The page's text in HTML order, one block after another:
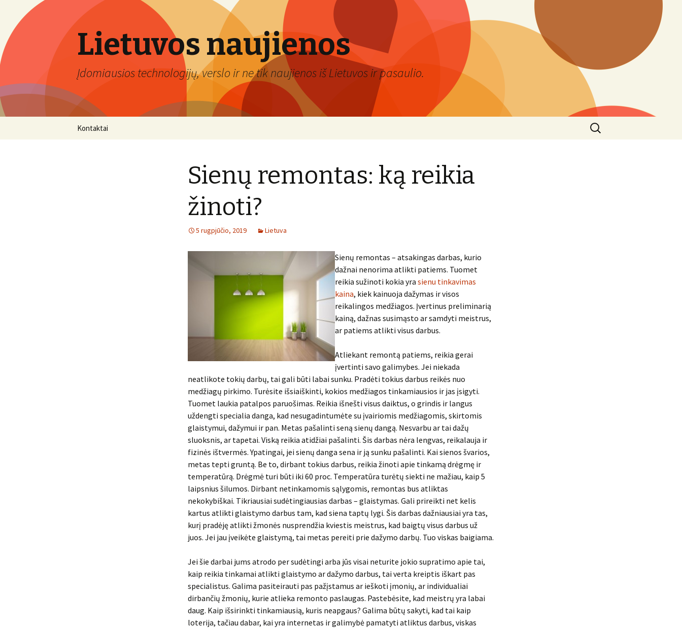
Lietuvos naujienos
Įdomiausios technologijų, verslo ir ne tik naujienos iš Lietuvos ir pasaulio.
Kontaktai
Ieškoti:
Sienų remontas: ką reikia
žinoti?
5 rugpjūčio, 2019 Lietuva
Sienų remontas – atsakingas darbas, kurio
dažnai nenorima atlikti patiems. Tuomet
reikia sužinoti kokia yra sienu tinkavimas
kaina, kiek kainuoja dažymas ir visos
reikalingos medžiagos. Įvertinus preliminarią
kainą, dažnas susimąsto ar samdyti meistrus,
ar patiems atlikti visus darbus.
Atliekant remontą patiems, reikia gerai
įvertinti savo galimybes. Jei niekada
neatlikote tokių darbų, tai gali būti labai sunku. Pradėti tokius darbus reikės nuo
medžiagų pirkimo. Turėsite išsiaiškinti, kokios medžiagos tinkamiausios ir jas įsigyti.
Tuomet laukia patalpos paruošimas. Reikia išnešti visus daiktus, o grindis ir langus
uždengti specialia danga, kad nesugadintumėte su įvairiomis medžiagomis, skirtomis
glaistymui, dažymui ir pan. Metas pašalinti seną sienų dangą. Nesvarbu ar tai dažų
sluoksnis, ar tapetai. Viską reikia atidžiai pašalinti. Šis darbas nėra lengvas, reikalauja ir
fizinės ištvermės. Ypatingai, jei sienų danga sena ir ją sunku pašalinti. Kai sienos švarios,
metas tepti gruntą. Be to, dirbant tokius darbus, reikia žinoti apie tinkamą drėgmę ir
temperatūrą. Drėgmė turi būti iki 60 proc. Temperatūra turėtų siekti ne mažiau, kaip 5
laipsnius šilumos. Dirbant netinkamomis sąlygomis, remontas bus atliktas
nekokybiškai. Tikriausiai sudėtingiausias darbas – glaistymas. Gali prireikti net kelis
kartus atlikti glaistymo darbus tam, kad siena taptų lygi. Šis darbas dažniausiai yra tas,
kurį pradėję atlikti žmonės nusprendžia kviestis meistrus, kad baigtų visus darbus už
juos. Jei jau įveikėte glaistymą, tai metas pereiti prie dažymo darbų. Tuo viskas baigiama.
Jei šie darbai jums atrodo per sudėtingi arba jūs visai neturite jokio supratimo apie tai,
kaip reikia tinkamai atlikti glaistymo ar dažymo darbus, tai verta kreiptis iškart pas
specialistus. Galima pasiteirauti pas pažįstamus ar ieškoti įmonių, ar individualiai
dirbančių žmonių, kurie atlieka remonto paslaugas. Pastebėsite, kad meistrų yra labai
daug. Kaip išsirinkti tinkamiausią, kuris neapgaus? Galima būtų sakyti, kad tai kaip
loterija, tačiau dabar, kai yra internetas ir galimybė pamatyti atliktus darbus, viskas